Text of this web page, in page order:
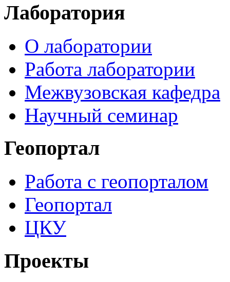
Лаборатория
О лаборатории
Работа лаборатории
Межвузовская кафедра
Научный семинар
Геопортал
Работа с геопорталом
Геопортал
ЦКУ
Проекты